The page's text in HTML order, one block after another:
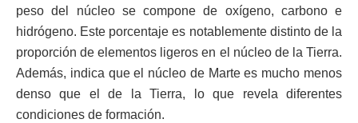
peso del núcleo se compone de oxígeno, carbono e
hidrógeno. Este porcentaje es notablemente distinto de la
proporción de elementos ligeros en el núcleo de la Tierra.
Además, indica que el núcleo de Marte es mucho menos
denso que el de la Tierra, lo que revela diferentes
condiciones de formación.